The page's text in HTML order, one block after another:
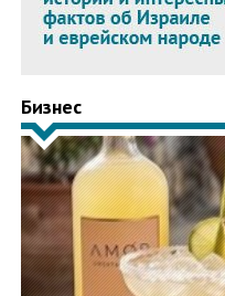
Бизнес